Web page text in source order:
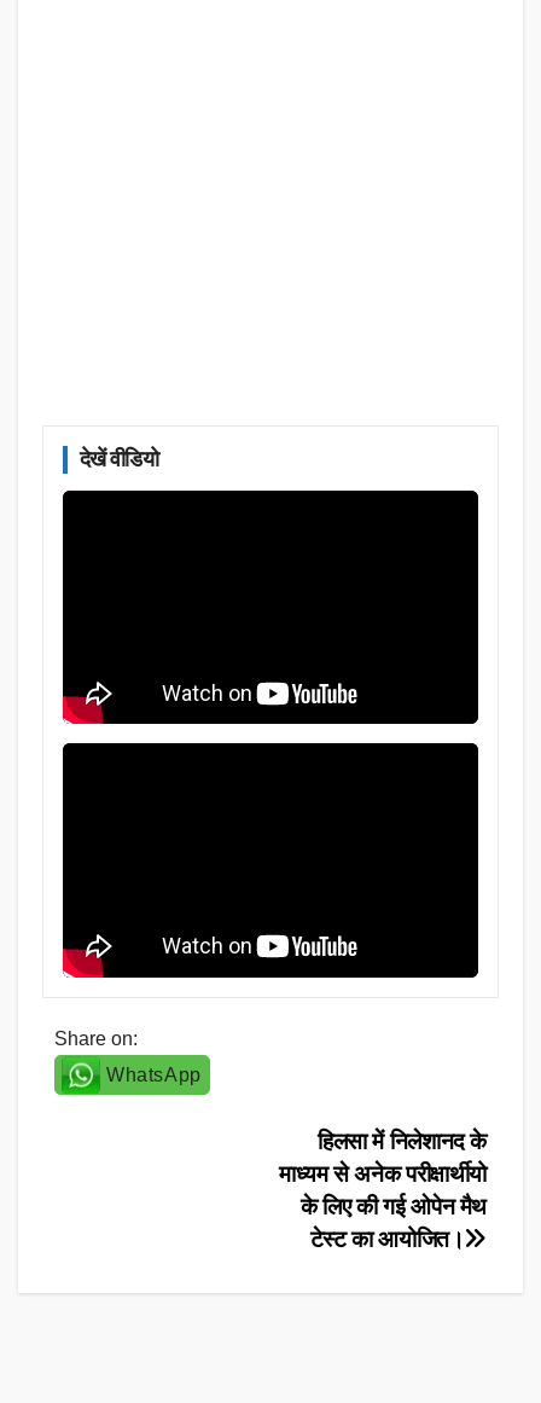
देखें वीडियो
Share on:
WhatsApp
हिलसा में निलेशानद के
माध्यम से अनेक परीक्षार्थीयो
के लिए की गई ओपेन मैथ
टेस्ट का आयोजित।